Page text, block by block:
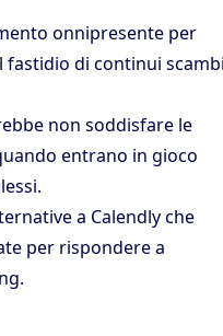
onnipresente per
di continui
non soddisfare le
entrano in gioco
a Calendly che
per rispondere a